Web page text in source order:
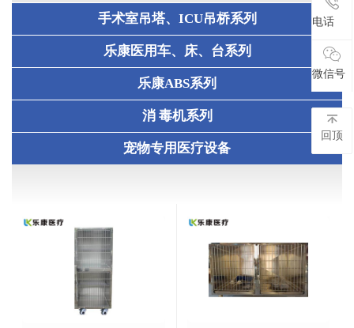
电话
微信号
手术室吊塔、ICU吊桥系列
乐康医用车、床、台系列
乐康ABS系列
消 毒机系列
宠物专用医疗设备
电话
微信号
回顶